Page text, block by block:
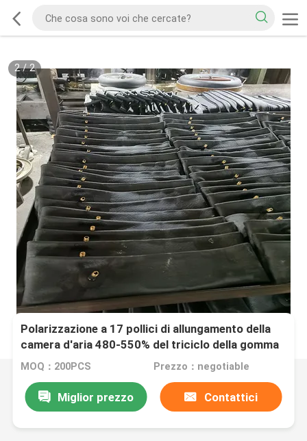
2/2
Polarizzazione a 17 pollici di allungamento della
camera d'aria 480-550% del triciclo della gomma
TR4 della metropolitana del motociclo
MOQ：200PCS Prezzo：negotiable
Miglior prezzo Contattici